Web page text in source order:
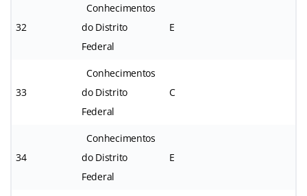
32
Conhecimentos
do Distrito
Federal
E
33
Conhecimentos
do Distrito
Federal
C
34
Conhecimentos
do Distrito
Federal
E